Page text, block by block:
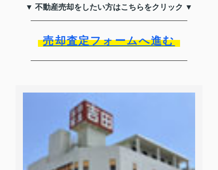
▼ 不動産売却をしたい方はこちらをクリック ▼
売却査定フォームへ進む